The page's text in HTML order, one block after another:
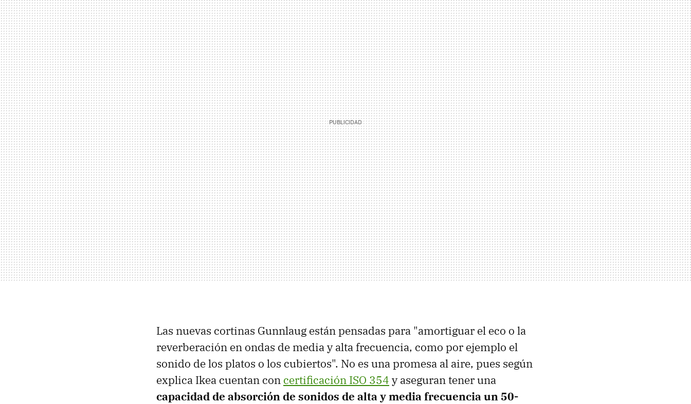
Las nuevas cortinas Gunnlaug están pensadas para "amortiguar el eco o la
reverberación en ondas de media y alta frecuencia, como por ejemplo el
sonido de los platos o los cubiertos". No es una promesa al aire, pues según
explica Ikea cuentan con certificación ISO 354 y aseguran tener una
capacidad de absorción de sonidos de alta y media frecuencia un 50-